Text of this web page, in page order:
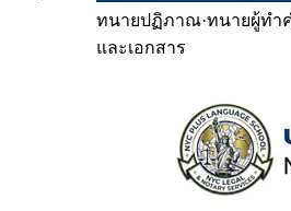
ทนายปฏิภาณ·ทนายผู้ทำ
และเอกสาร